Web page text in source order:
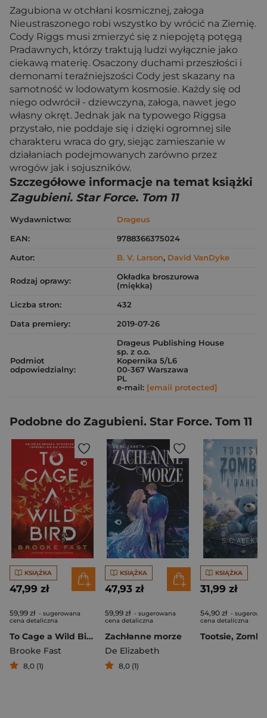
Zagubiona w otchłani kosmicznej, załoga
Nieustraszonego robi wszystko by wrócić na Ziemię.
Cody Riggs musi zmierzyć się z niepojętą potęgą
Pradawnych, którzy traktują ludzi wyłącznie jako
ciekawą materię. Osaczony duchami przeszłości i
demonami teraźniejszości Cody jest skazany na
samotność w lodowatym kosmosie. Każdy się od
niego odwrócił - dziewczyna, załoga, nawet jego
własny okręt. Jednak jak na typowego Riggsa
przystało, nie poddaje się i dzięki ogromnej sile
charakteru wraca do gry, siejąc zamieszanie w
działaniach podejmowanych zarówno przez
wrogów jak i sojuszników.
Szczegółowe informacje na temat książki
Zagubieni. Star Force. Tom 11
Wydawnictwo:
Drageus
EAN:
9788366375024
Autor:
B. V. Larson, David VanDyke
Rodzaj oprawy:
Okładka broszurowa
(miękka)
Liczba stron:
432
Data premiery:
2019-07-26
Podmiot
odpowiedzialny:
Drageus Publishing House
sp. z o.o.
Kopernika 5/L6
00-367 Warszawa
PL
e-mail: [email protected]
Podobne do Zagubieni. Star Force. Tom 11
KSIĄŻKA
47,99 zł
59,99 zł - sugerowana
cena detaliczna
To Cage a Wild Bird
Brooke Fast
8,0 (1)
KSIĄŻKA
47,93 zł
59,99 zł - sugerowana
cena detaliczna
Zachłanne morze
De Elizabeth
8,0 (1)
KSIĄŻKA
31,99 zł
54,90 zł -
cena detaliczna